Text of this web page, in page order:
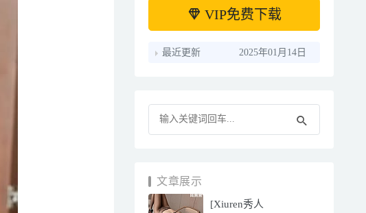
VIP免费下载
最近更新 2025年01月14日
文章展示
[Xiuren秀人